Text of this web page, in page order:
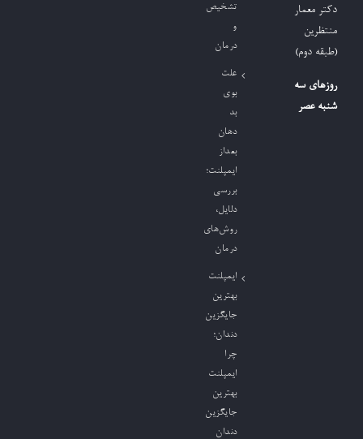
دکتر معمار
منتظرین
(طبقه دوم)
روزهای سه
شنبه عصر
تشخیص
و
درمان
علت
بوی
بد
دهان
بعداز
ایمپلنت؛
بررسی
دلایل،
روش‌های
درمان
ایمپلنت
بهترین
جایگزین
دندان؛
چرا
ایمپلنت
بهترین
جایگزین
دندان